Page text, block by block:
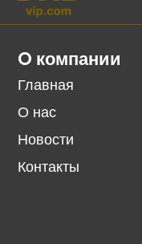
O компании
Главная
О нас
Новости
Контакты